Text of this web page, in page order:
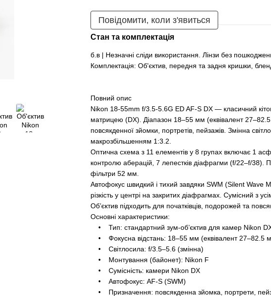
Повідомити, коли з'явиться
Стан та комплектація
б.в | Незначні сліди використання. Лінзи без
Комплектація: Об'єктив, передня та задня кришки,
Повний опис
Nikon 18-55mm f/3.5-5.6G ED AF-S DX — класичний
матрицею (DX). Діапазон 18–55 мм (еквівалент
повсякденної зйомки, портретів, пейзажів. Змінна
макрозбільшенням 1:3.2.
Оптична схема з 11 елементів у 8 групах включає 1
контролю аберацій, 7 лепестків діафрагми (f/22–f/38).
фільтри 52 мм.
Автофокус швидкий і тихий завдяки SWM (Silent Wave
різкість у центрі на закритих діафрагмах. Сумісний з
Об’єктив підходить для початківців, подорожей та
Основні характеристики:
• Тип: стандартний зум-об’єктив для камер Nikon
• Фокусна відстань: 18–55 мм (еквівалент 27–82.5
• Світлосила: f/3.5–5.6 (змінна)
• Монтування (байонет): Nikon F
• Сумісність: камери Nikon DX
• Автофокус: AF-S (SWM)
• Призначення: повсякденна зйомка, портрети,